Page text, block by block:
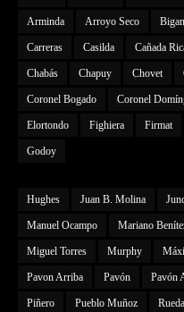
Arminda Arroyo Seco
Carreras Casilda Cañada
Chabás Chapuy Chovet
Coronel Bogado Coronel
Elortondo Fighiera Firmat
Godoy
Hughes Juan B. Molina
Manuel Ocampo Mariano
Miguel Torres Murphy
Pavon Arriba Pavón Pavón
Piñero Pueblo Muñoz Rueda